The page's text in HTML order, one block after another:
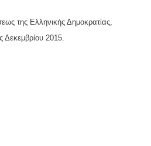
της Ελληνικής Δημοκρατίας,
Δεκεμβρίου 2015.